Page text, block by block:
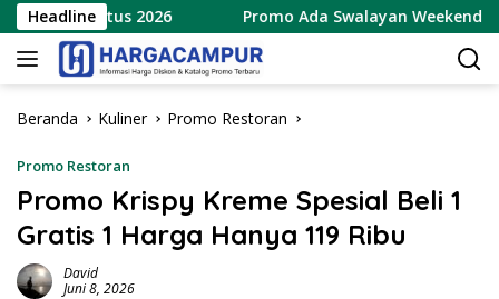
Langsung
ke
konten
Headline
Agustus 2026 Promo Ada Swalayan Weekend
Beranda Kuliner Promo Restoran
Promo Restoran
Promo Krispy Kreme Spesial Beli 1
Gratis 1 Harga Hanya 119 Ribu
David
Juni 8, 2026